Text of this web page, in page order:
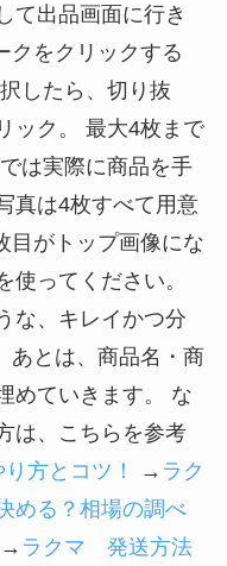
て出品画面に行き
をクリックする
したら、切り抜
ック。 最大4枚まで
は実際に商品を手
真は4枚すべて用意
目がトップ画像にな
使ってください。
な、キレイかつ分
とは、商品名・商
めていきます。 な
は、こちらを参考
方とコツ！ → ラク
める？相場の調べ
→ ラクマ 発送方法